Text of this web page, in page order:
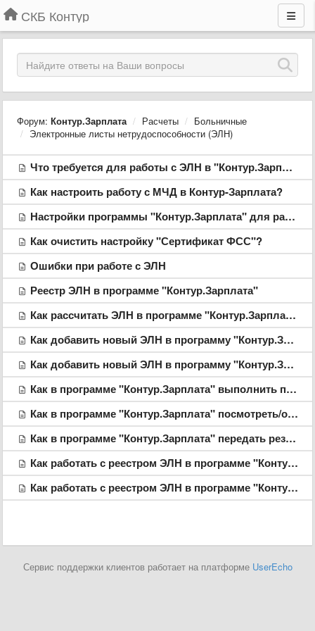
СКБ Контур
Форум: Контур.Зарплата Расчеты
Больничные
Электронные листы нетрудоспособности (ЭЛН)
Что требуется для работы с ЭЛН в "Контур.Зарплате"
Как настроить работу с МЧД в Контур-Зарплата?
Настройки программы "Контур.Зарплата" для работы с ЭЛН
Как очистить настройку "Сертификат ФСС"?
Ошибки при работе с ЭЛН
Реестр ЭЛН в программе "Контур.Зарплата"
Как рассчитать ЭЛН в программе "Контур.Зарплата"
Как добавить новый ЭЛН в программу "Контур.Зарплата": добавление ЭЛН при расчете больничного
Как добавить новый ЭЛН в программу "Контур.Зарплата": добавление ЭЛН непосредственно в реестр
Как в программе "Контур.Зарплата" выполнить пересчет больничного, выданного в виде ЭЛН
Как в программе "Контур.Зарплата" посмотреть/откорректировать информацию по ЭЛН
Как в программе "Контур.Зарплата" передать результаты расчета, если расчет был выполнен до появления реестра ЭЛН в программе
Как работать с реестром ЭЛН в программе "Контур.Зарплата", если нет интернета и/или сертификатов и СКЗИ. Ситуация 1: машина с доступом в интернет и машины расчетчиков находятся в одной локальной сети
Как работать с реестром ЭЛН в программе "Контур.Зарплата", если нет интернета и/или сертификатов и СКЗИ. Ситуация 2: "Воздушный зазор" - машина с доступом в интернет и машины расчетчиков находятся в разных сетях
Сервис поддержки клиентов работает на платформе UserEcho